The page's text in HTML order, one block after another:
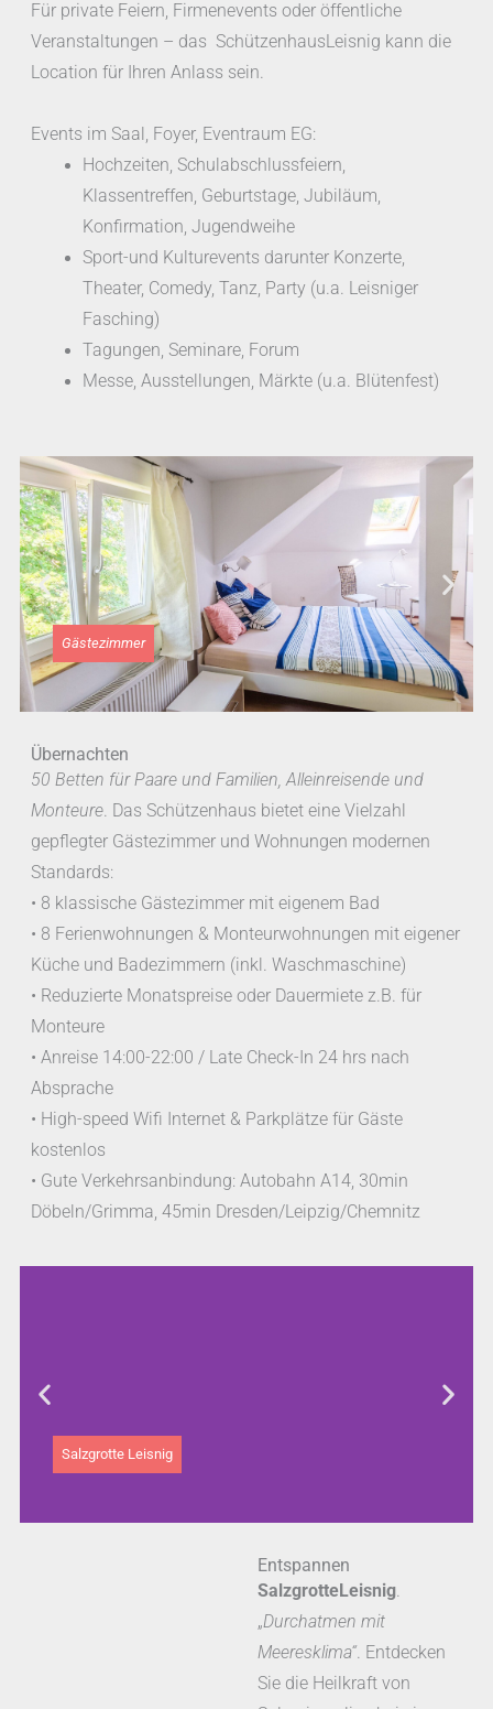
Für private Feiern, Firmenevents oder öffentliche
Veranstaltungen – das SchützenhausLeisnig kann die
Location für Ihren Anlass sein.
Events im Saal, Foyer, Eventraum EG:
Hochzeiten, Schulabschlussfeiern,
Klassentreffen, Geburtstage, Jubiläum,
Konfirmation, Jugendweihe
Sport-und Kulturevents darunter Konzerte,
Theater, Comedy, Tanz, Party (u.a. Leisniger
Fasching)
Tagungen, Seminare, Forum
Messe, Ausstellungen, Märkte (u.a. Blütenfest)
Gästezimmer
Übernachten
50 Betten für Paare und Familien, Alleinreisende und
Monteure. Das Schützenhaus bietet eine Vielzahl
gepflegter Gästezimmer und Wohnungen modernen
Standards:
• 8 klassische Gästezimmer mit eigenem Bad
• 8 Ferienwohnungen & Monteurwohnungen mit eigener
Küche und Badezimmern (inkl. Waschmaschine)
• Reduzierte Monatspreise oder Dauermiete z.B. für
Monteure
• Anreise 14:00-22:00 / Late Check-In 24 hrs nach
Absprache
• High-speed Wifi Internet & Parkplätze für Gäste
kostenlos
• Gute Verkehrsanbindung: Autobahn A14, 30min
Döbeln/Grimma, 45min Dresden/Leipzig/Chemnitz
Salzgrotte Leisnig
Entspannen
SalzgrotteLeisnig.
„Durchatmen mit
Meeresklima“. Entdecken
Sie die Heilkraft von